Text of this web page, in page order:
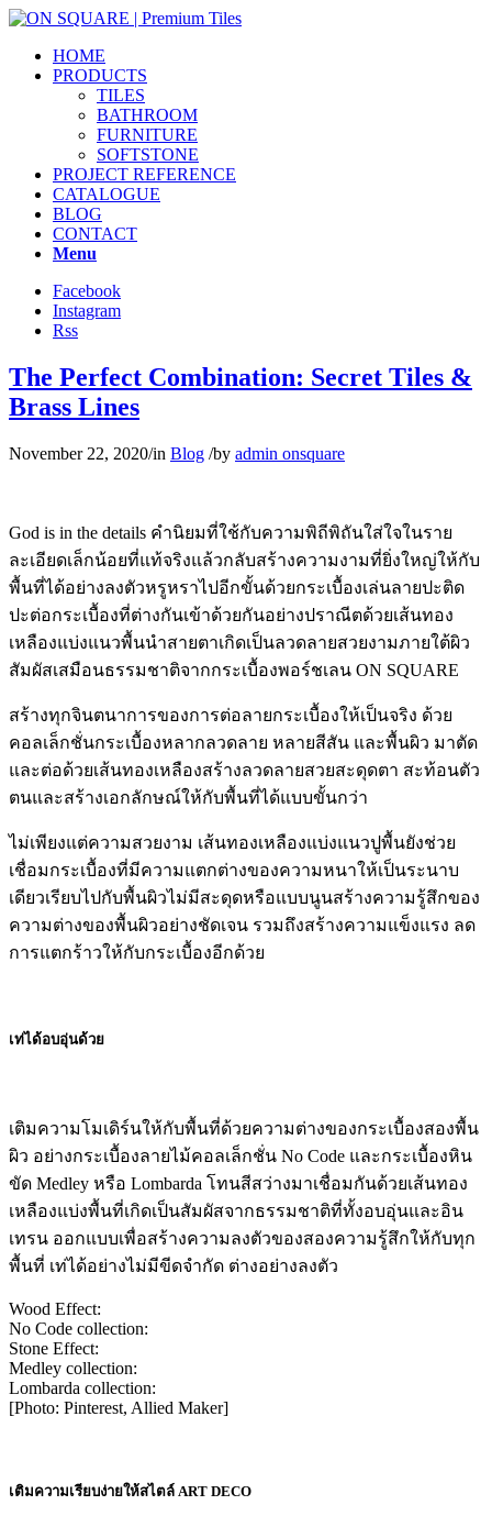
HOME
PRODUCTS
TILES
BATHROOM
FURNITURE
SOFTSTONE
PROJECT REFERENCE
CATALOGUE
BLOG
CONTACT
Menu
Facebook
Instagram
Rss
The Perfect Combination: Secret Tiles &
Brass Lines
November 22, 2020/in Blog /by admin onsquare
God is in the details คำนิยมที่ใช้กับความพิถีพิถันใส่ใจในราย
ละเอียดเล็กน้อยที่แท้จริงแล้วกลับสร้างความงามที่ยิ่งใหญ่ให้กับ
พื้นที่ได้อย่างลงตัวหรูหราไปอีกขั้นด้วยกระเบื้องเล่นลายปะติด
ปะต่อกระเบื้องที่ต่างกันเข้าด้วยกันอย่างปราณีตด้วยเส้นทอง
เหลืองแบ่งแนวพื้นนำสายตาเกิดเป็นลวดลายสวยงามภายใต้ผิว
สัมผัสเสมือนธรรมชาติจากกระเบื้องพอร์ชเลน ON SQUARE
สร้างทุกจินตนาการของการต่อลายกระเบื้องให้เป็นจริง ด้วย
คอลเล็กชั่นกระเบื้องหลากลวดลาย หลายสีสัน และพื้นผิว มาตัด
และต่อด้วยเส้นทองเหลืองสร้างลวดลายสวยสะดุดตา สะท้อนตัว
ตนและสร้างเอกลักษณ์ให้กับพื้นที่ได้แบบขั้นกว่า
ไม่เพียงแต่ความสวยงาม เส้นทองเหลืองแบ่งแนวปูพื้นยังช่วย
เชื่อมกระเบื้องที่มีความแตกต่างของความหนาให้เป็นระนาบ
เดียวเรียบไปกับพื้นผิวไม่มีสะดุดหรือแบบนูนสร้างความรู้สึกของ
ความต่างของพื้นผิวอย่างชัดเจน รวมถึงสร้างความแข็งแรง ลด
การแตกร้าวให้กับกระเบื้องอีกด้วย
เท่ได้อบอุ่นด้วย
เติมความโมเดิร์นให้กับพื้นที่ด้วยความต่างของกระเบื้องสองพื้น
ผิว อย่างกระเบื้องลายไม้คอลเล็กชั่น No Code และกระเบื้องหิน
ขัด Medley หรือ Lombarda โทนสีสว่างมาเชื่อมกันด้วยเส้นทอง
เหลืองแบ่งพื้นที่เกิดเป็นสัมผัสจากธรรมชาติที่ทั้งอบอุ่นและอิน
เทรน ออกแบบเพื่อสร้างความลงตัวของสองความรู้สึกให้กับทุก
พื้นที่ เท่ได้อย่างไม่มีขีดจำกัด ต่างอย่างลงตัว
Wood Effect:
No Code collection:
Stone Effect:
Medley collection:
Lombarda collection:
[Photo: Pinterest, Allied Maker]
เติมความเรียบง่ายให้สไตล์ ART DECO